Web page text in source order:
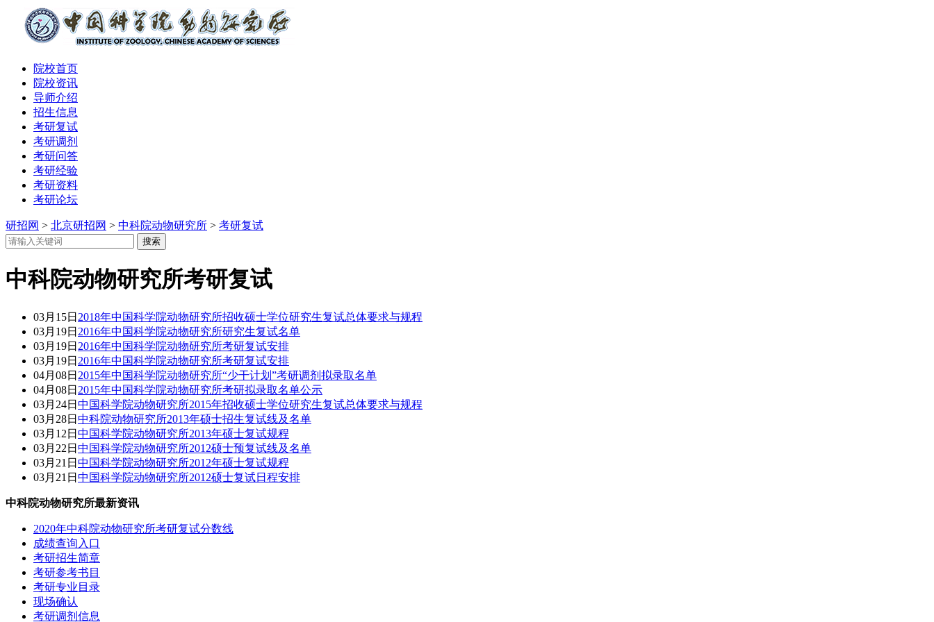
院校首页
院校资讯
导师介绍
招生信息
考研复试
考研调剂
考研问答
考研经验
考研资料
考研论坛
研招网 > 北京研招网 > 中科院动物研究所 > 考研复试
中科院动物研究所考研复试
03月15日 2018年中国科学院动物研究所招收硕士学位研究生复试总体要求与规程
03月19日 2016年中国科学院动物研究所研究生复试名单
03月19日 2016年中国科学院动物研究所考研复试安排
03月19日 2016年中国科学院动物研究所考研复试安排
04月08日 2015年中国科学院动物研究所“少干计划”考研调剂拟录取名单
04月08日 2015年中国科学院动物研究所考研拟录取名单公示
03月24日 中国科学院动物研究所2015年招收硕士学位研究生复试总体要求与规程
03月28日 中科院动物研究所2013年硕士招生复试线及名单
03月12日 中国科学院动物研究所2013年硕士复试规程
03月22日 中国科学院动物研究所2012硕士预复试线及名单
03月21日 中国科学院动物研究所2012年硕士复试规程
03月21日 中国科学院动物研究所2012硕士复试日程安排
中科院动物研究所最新资讯
2020年中科院动物研究所考研复试分数线
成绩查询入口
考研招生简章
考研参考书目
考研专业目录
现场确认
考研调剂信息